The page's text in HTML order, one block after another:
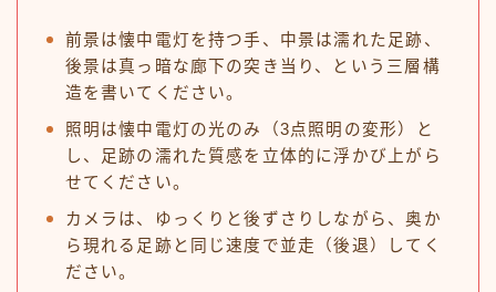
前景は懐中電灯を持つ手、中景は濡れた足跡、
後景は真っ暗な廊下の突き当り、という三層構
造を書いてください。
照明は懐中電灯の光のみ（3点照明の変形）と
し、足跡の濡れた質感を立体的に浮かび上がら
せてください。
カメラは、ゆっくりと後ずさりしながら、奥か
ら現れる足跡と同じ速度で並走（後退）してく
ださい。